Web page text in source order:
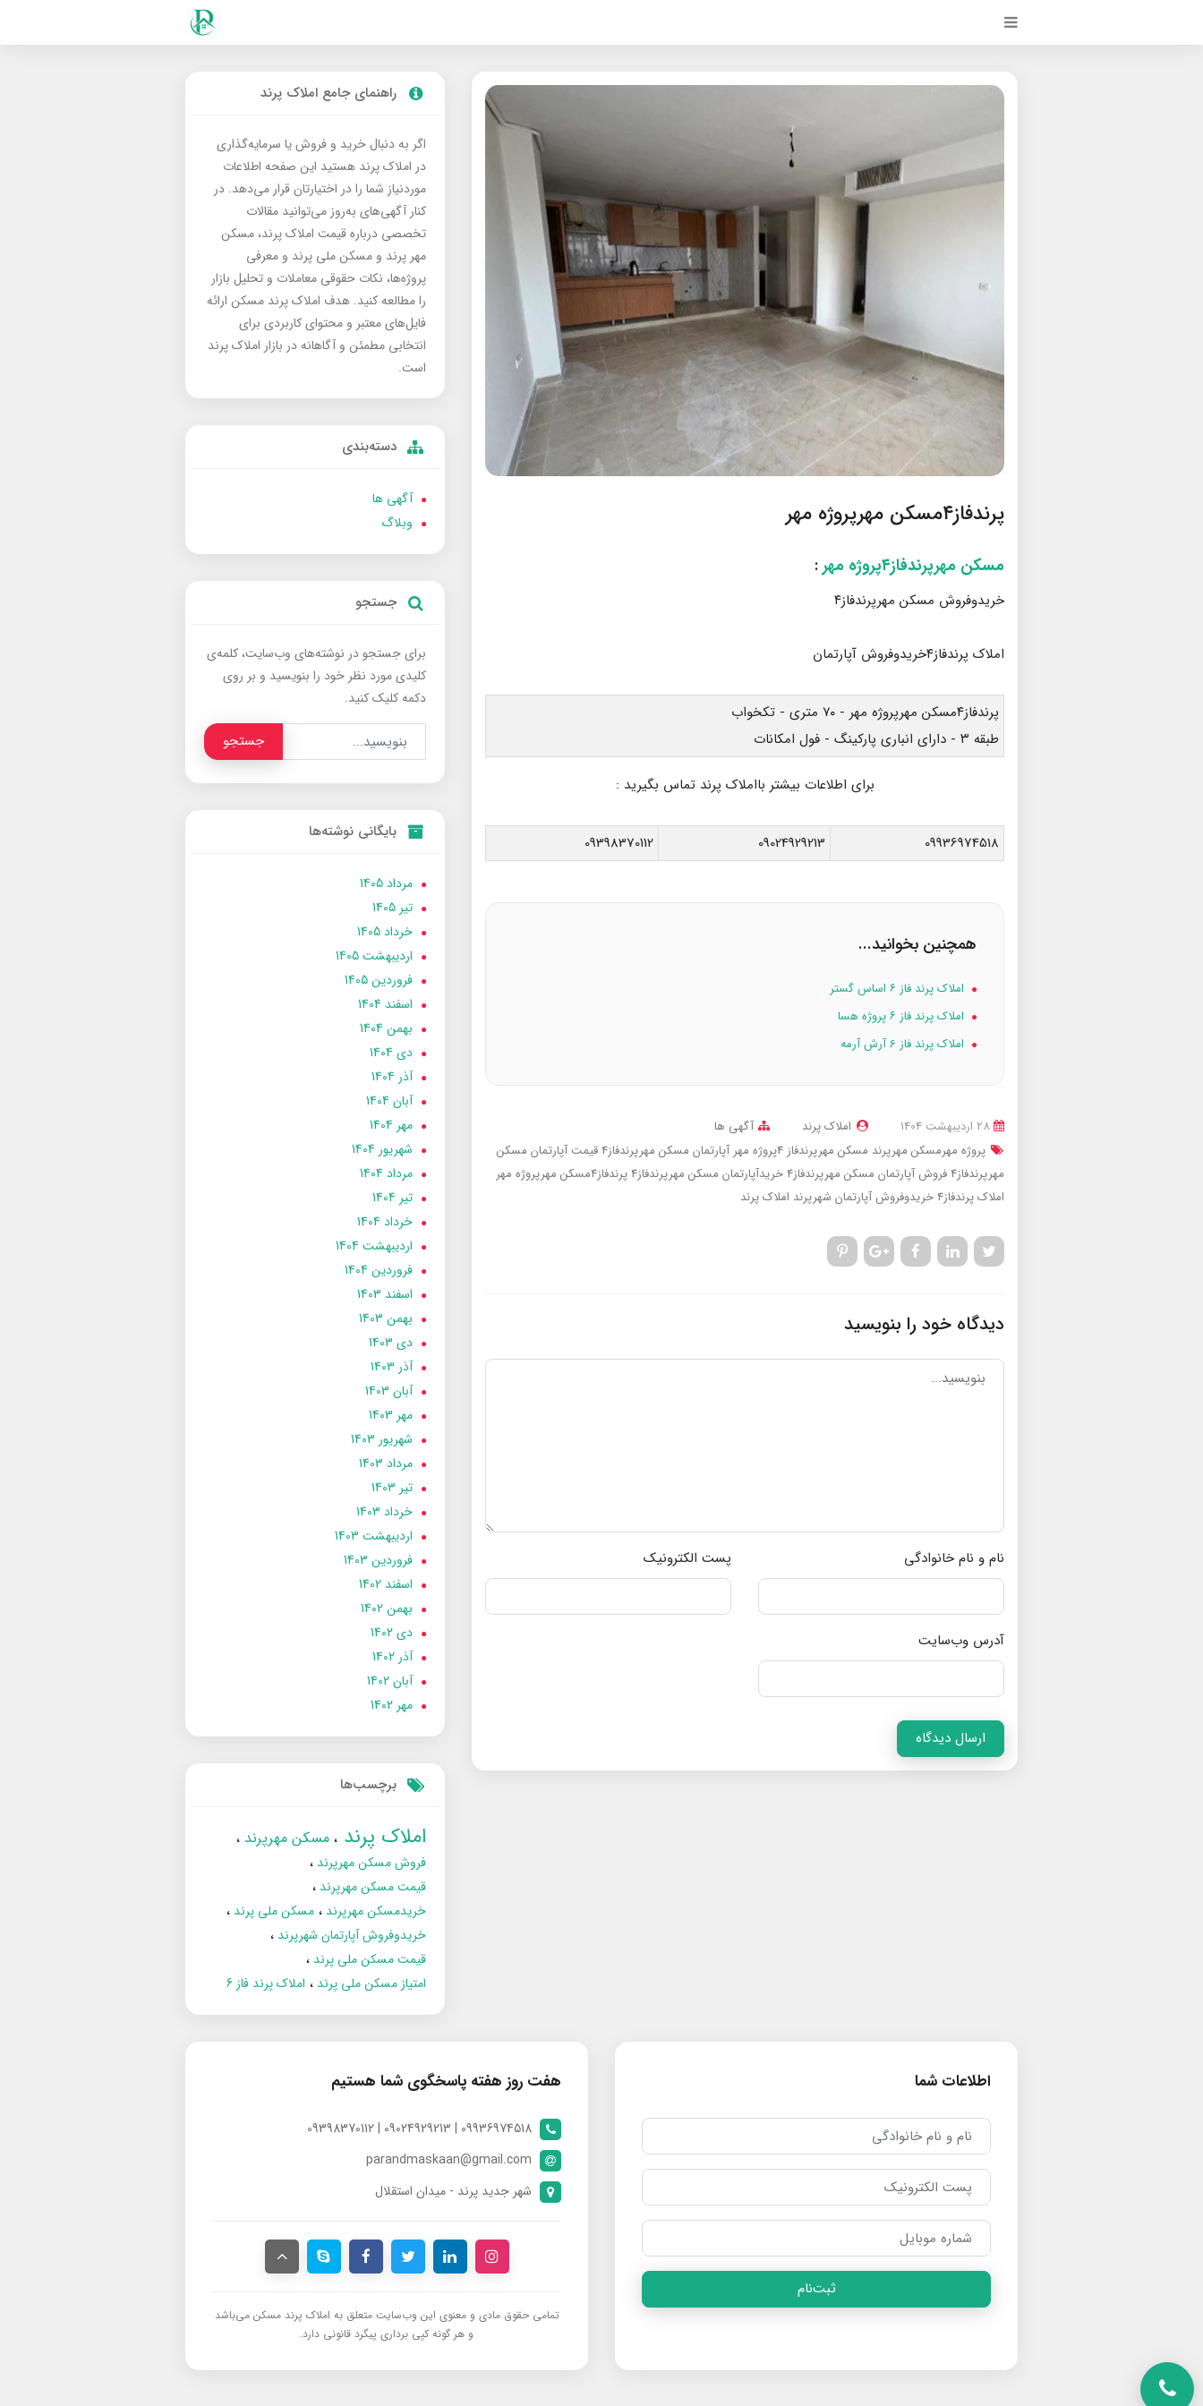
پرندفاز۴مسکن مهرپروژه مهر
مسکن مهرپرندفاز۴پروژه مهر :
خریدوفروش مسکن مهرپرندفاز۴
املاک پرندفاز۴خریدوفروش آپارتمان
پرندفاز۴مسکن مهرپروژه مهر - ۷۰ متری - تکخواب
طبقه ۳ - دارای انباری پارکینگ - فول امکانات
برای اطلاعات بیشتر بااملاک پرند تماس بگیرید :
09936974518
09024929213
09398370112
همچنین بخوانید...
املاک پرند فاز ۶ اساس گستر
املاک پرند فاز ۶ پروژه هسا
املاک پرند فاز 6 آرش آرمه
املاک پرند
آگهی ها
پروژه مهرمسکن مهرپرند مسکن مهرپرندفاز 4پروژه مهر آپارتمان مسکن مهرپرندفاز4 قیمت آپارتمان مسکن
مهرپرندفاز4 فروش آپارتمان مسکن مهرپرندفاز4 خریدآپارتمان مسکن مهرپرندفاز4 پرندفاز4مسکن مهرپروژه مهر
املاک پرندفاز4 خریدوفروش آپارتمان شهرپرند املاک پرند
دیدگاه خود را بنویسید
نام و نام خانوادگی پست الکترونیک
آدرس وب‌سایت
ارسال دیدگاه
راهنمای جامع املاک پرند
اگر به دنبال خرید و فروش یا سرمایه‌گذاری
در املاک پرند هستید این صفحه اطلاعات
موردنیاز شما را در اختیارتان قرار می‌دهد. در
کنار آگهی‌های به‌روز می‌توانید مقالات
تخصصی درباره قیمت املاک پرند، مسکن
مهر پرند و مسکن ملی پرند و معرفی
پروژه‌ها، نکات حقوقی معاملات و تحلیل بازار
را مطالعه کنید. هدف املاک پرند مسکن ارائه
فایل‌های معتبر و محتوای کاربردی برای
انتخابی مطمئن و آگاهانه در بازار املاک پرند
است.
دسته‌بندی
آگهی ها
وبلاگ
جستجو
برای جستجو در نوشته‌های وب‌سایت، کلمه‌ی
کلیدی مورد نظر خود را بنویسید و بر روی
دکمه کلیک کنید.
جستجو
بایگانی نوشته‌ها
مرداد 1405
تير 1405
خرداد 1405
ارديبهشت 1405
فروردین 1405
اسفند 1404
بهمن 1404
دی 1404
آذر 1404
آبان 1404
مهر 1404
شهریور 1404
مرداد 1404
تير 1404
خرداد 1404
ارديبهشت 1404
فروردین 1404
اسفند 1403
بهمن 1403
دی 1403
آذر 1403
آبان 1403
مهر 1403
شهریور 1403
مرداد 1403
تير 1403
خرداد 1403
ارديبهشت 1403
فروردین 1403
اسفند 1402
بهمن 1402
دی 1402
آذر 1402
آبان 1402
مهر 1402
برچسب‌ها
املاک پرند مسکن مهرپرند
فروش مسکن مهرپرند
قیمت مسکن مهرپرند
خریدمسکن مهرپرند
مسکن ملی پرند
خریدوفروش آپارتمان شهرپرند
قیمت مسکن ملی پرند
امتیاز مسکن ملی پرند
املاک پرند فاز 6
اطلاعات شما
ثبت‌نام
هفت روز هفته پاسخگوی شما هستیم
09936974518 | 09024929213 | 09398370112
parandmaskaan@gmail.com
شهر جدید پرند - میدان استقلال
تمامی حقوق مادی و معنوی این وب‌سایت متعلق به املاک پرند مسکن می‌باشد
و هر گونه کپی برداری پیگرد قانونی دارد.